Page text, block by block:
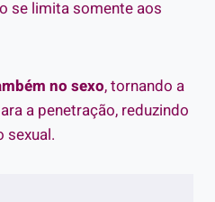
se limita somente aos
no sexo, tornando a
a penetração, reduzindo
sexual.